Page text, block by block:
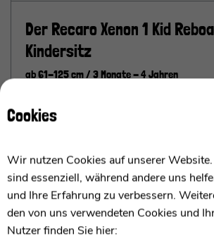
Der Recaro Xenon 1 Kid
Kindersitz
ab 61-125 cm / 3 Monate - 4 Jahren
Der Reboard Kindersitz ab 3
der ideale Begleiter für Euer Kind ab
bis zum 7. Lebensjahr. Mit einer
bis 125 cm passe ich mich flexibel
Bedürfnisse Eures Kindes in jeder
Entwicklungsphase an. In den ersten
Cookies
Wir nutzen Cookies auf unserer
sind essenziell, während andere uns
und Ihre Erfahrung zu verbessern.
den von uns verwendeten Cookies und
Nutzer finden Sie hier: